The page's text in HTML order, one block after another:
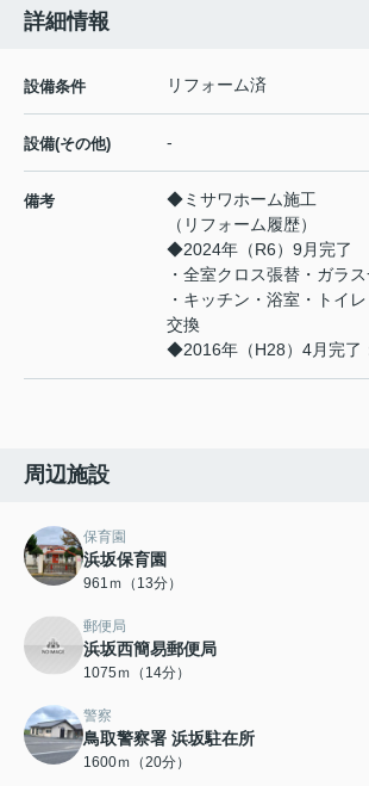
詳細情報
設備条件 リフォーム済
設備(その他) -
備考
◆ミサワホーム施工
（リフォーム履歴）
◆2024年（R6）9月完了
・全室クロス張替・ガラ
・キッチン・浴室・トイ
交換
◆2016年（H28）4月完了
周辺施設
保育園
浜坂保育園
961ｍ（13分）
郵便局
浜坂西簡易郵便局
1075ｍ（14分）
警察
鳥取警察署 浜坂駐在所
1600ｍ（20分）